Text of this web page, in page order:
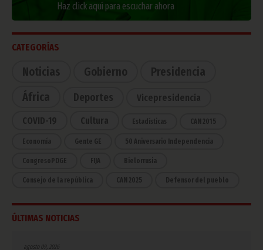
Haz click aquí para escuchar ahora
CATEGORÍAS
Noticias Gobierno
Presidencia
África
Deportes Vicepresidencia
COVID-19 Cultura Estadísticas CAN 2015
Economía Gente GE 50 Aniversario Independencia
CongresoPDGE FIJA Bielorrusia
Consejo de la república CAN 2025 Defensor del pueblo
ÚLTIMAS NOTICIAS
agosto 09, 2026